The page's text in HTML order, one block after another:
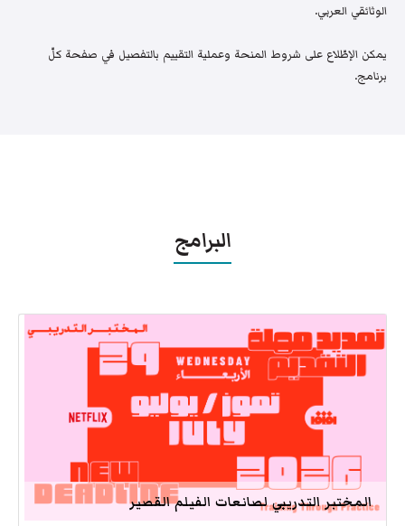
الوثائقي العربي.
يمكن الإطّلاع على شروط المنحة وعملية التقييم بالتفصيل في صفحة كلّ
برنامج.
البرامج
المختبر التدريبي لصانعات الفيلم القصير